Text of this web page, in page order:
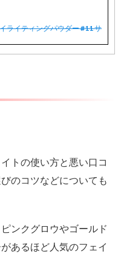
ライティングパウダー #11 サ
トの使い方と悪い口コ
のコツなどについても
ンクグロウやゴールド
あるほど人気のフェイ